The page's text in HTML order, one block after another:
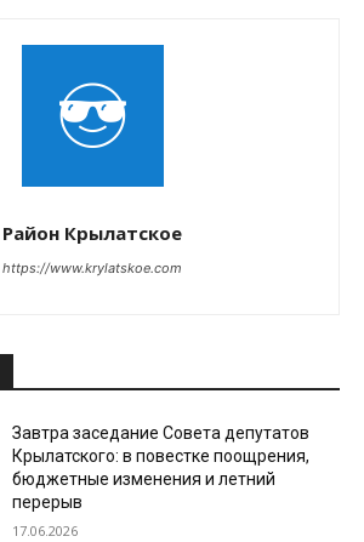
Район Крылатское
https://www.krylatskoe.com
Завтра заседание Совета депутатов
Крылатского: в повестке поощрения,
бюджетные изменения и летний
перерыв
17.06.2026